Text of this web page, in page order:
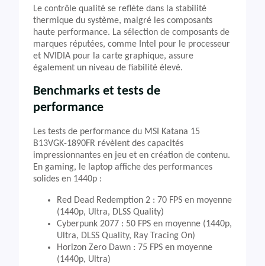
Le contrôle qualité se reflète dans la stabilité
thermique du système, malgré les composants
haute performance. La sélection de composants de
marques réputées, comme Intel pour le processeur
et NVIDIA pour la carte graphique, assure
également un niveau de fiabilité élevé.
Benchmarks et tests de
performance
Les tests de performance du MSI Katana 15
B13VGK-1890FR révèlent des capacités
impressionnantes en jeu et en création de contenu.
En gaming, le laptop affiche des performances
solides en 1440p :
Red Dead Redemption 2 : 70 FPS en moyenne
(1440p, Ultra, DLSS Quality)
Cyberpunk 2077 : 50 FPS en moyenne (1440p,
Ultra, DLSS Quality, Ray Tracing On)
Horizon Zero Dawn : 75 FPS en moyenne
(1440p, Ultra)